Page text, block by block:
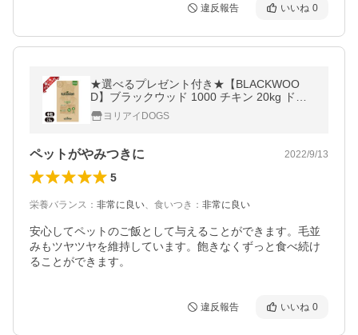
違反報告 いいね 0
★選べるプレゼント付き★【BLACKWOO
D】ブラックウッド 1000 チキン 20kg ドッ
グフード 全犬種 離乳後〜老齢期 メンテナ
ンスフード ポイント利用
ヨリアイDOGS
ペットがやみつきに 2022/9/13
5
栄養バランス ： 非常に良い、 食いつき ： 非常に良い
安心してペットのご飯として与えることができます。毛並
みもツヤツヤを維持しています。飽きなくずっと食べ続け
ることができます。
違反報告 いいね 0